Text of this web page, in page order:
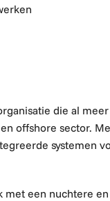
die al
offshore sector.
systemen
een nuchtere